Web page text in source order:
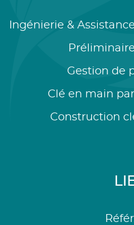
Ingénierie &
Gestion de
Clé en main
Construction